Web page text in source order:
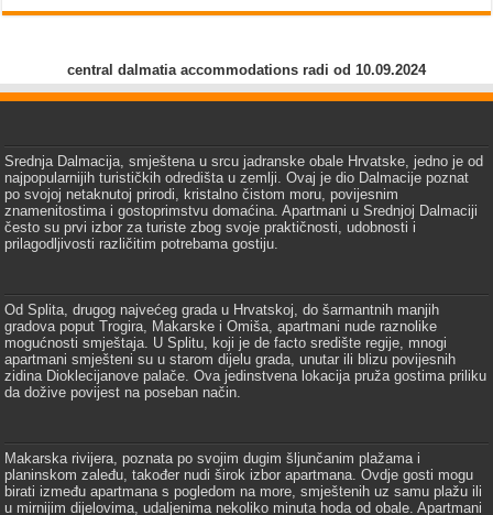
central dalmatia accommodations radi od 10.09.2024
Srednja Dalmacija, smještena u srcu jadranske obale Hrvatske, jedno je od
najpopularnijih turističkih odredišta u zemlji. Ovaj je dio Dalmacije poznat
po svojoj netaknutoj prirodi, kristalno čistom moru, povijesnim
znamenitostima i gostoprimstvu domaćina. Apartmani u Srednjoj Dalmaciji
često su prvi izbor za turiste zbog svoje praktičnosti, udobnosti i
prilagodljivosti različitim potrebama gostiju.
Od Splita, drugog najvećeg grada u Hrvatskoj, do šarmantnih manjih
gradova poput Trogira, Makarske i Omiša, apartmani nude raznolike
mogućnosti smještaja. U Splitu, koji je de facto središte regije, mnogi
apartmani smješteni su u starom dijelu grada, unutar ili blizu povijesnih
zidina Dioklecijanove palače. Ova jedinstvena lokacija pruža gostima priliku
da dožive povijest na poseban način.
Makarska rivijera, poznata po svojim dugim šljunčanim plažama i
planinskom zaleđu, također nudi širok izbor apartmana. Ovdje gosti mogu
birati između apartmana s pogledom na more, smještenih uz samu plažu ili
u mirnijim dijelovima, udaljenima nekoliko minuta hoda od obale. Apartmani